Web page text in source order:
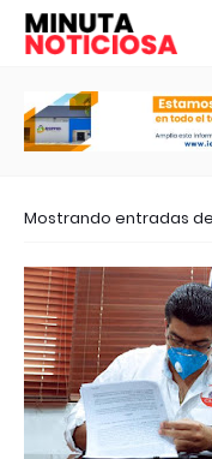
Mostrando entradas de